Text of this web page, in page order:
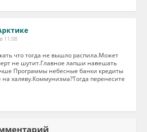
11:08
что тогда не вышло распила.Может
не шутит.Главное лапши навешать
Программы небесные банки кредиты
халяву.Коммунизма?Тогда перенесите